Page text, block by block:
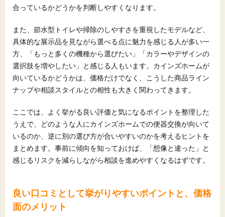
合っているかどうかを判断しやすくなります。
また、節水型トイレや掃除のしやすさを重視したモデルなど、
具体的な展示品を見ながら選べる点に魅力を感じる人が多い一
方、「もっと多くの機種から選びたい」「カラーやデザインの
選択肢を増やしたい」と感じる人もいます。カインズホームが
向いているかどうかは、価格だけでなく、こうした商品ライン
ナップや相談スタイルとの相性も大きく関わってきます。
ここでは、よく挙がる良い評価と気になるポイントを整理した
うえで、どのような人にカインズホームでの便器交換が向いて
いるのか、逆に別の選び方が合いやすいのかを考えるヒントを
まとめます。事前に傾向を知っておけば、「想像と違った」と
感じるリスクを減らしながら相談を進めやすくなるはずです。
良い口コミとして挙がりやすいポイントと、価格
面のメリット